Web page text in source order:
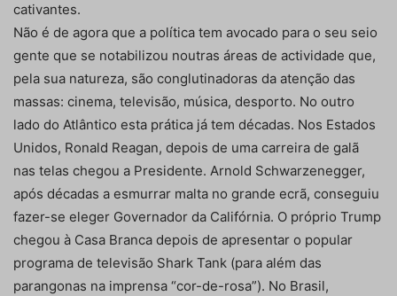
cativantes.
Não é de agora que a política tem avocado para o seu seio
gente que se notabilizou noutras áreas de actividade que,
pela sua natureza, são conglutinadoras da atenção das
massas: cinema, televisão, música, desporto. No outro
lado do Atlântico esta prática já tem décadas. Nos Estados
Unidos, Ronald Reagan, depois de uma carreira de galã
nas telas chegou a Presidente. Arnold Schwarzenegger,
após décadas a esmurrar malta no grande ecrã, conseguiu
fazer-se eleger Governador da Califórnia. O próprio Trump
chegou à Casa Branca depois de apresentar o popular
programa de televisão Shark Tank (para além das
parangonas na imprensa “cor-de-rosa”). No Brasil,